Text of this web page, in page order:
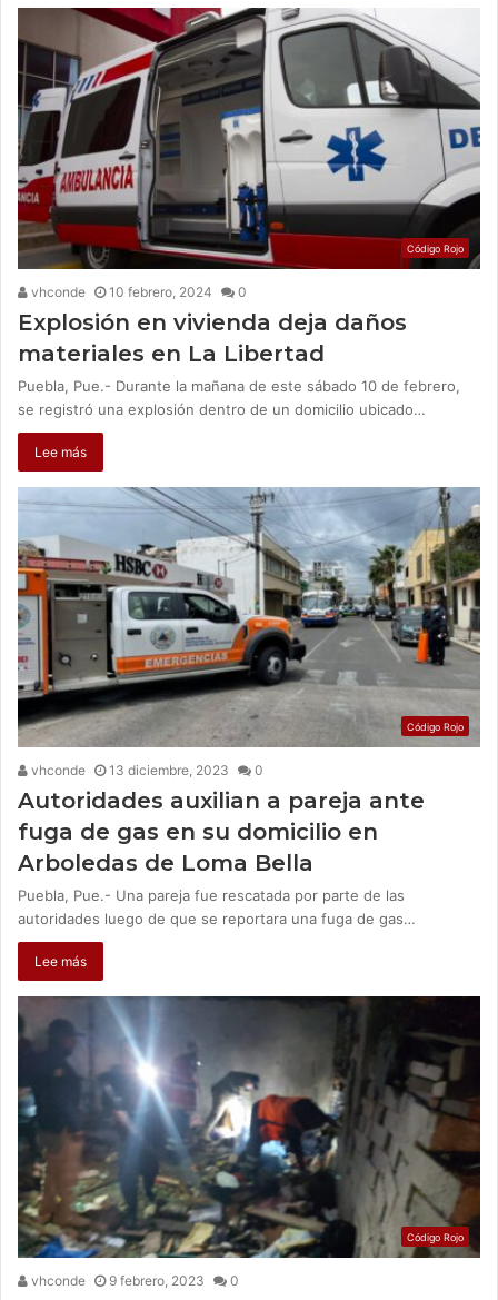
Código Rojo
vhconde 10 febrero, 2024 0
Explosión en vivienda deja daños
materiales en La Libertad
Puebla, Pue.- Durante la mañana de este sábado 10 de febrero,
se registró una explosión dentro de un domicilio ubicado…
Lee más
Código Rojo
vhconde 13 diciembre, 2023 0
Autoridades auxilian a pareja ante
fuga de gas en su domicilio en
Arboledas de Loma Bella
Puebla, Pue.- Una pareja fue rescatada por parte de las
autoridades luego de que se reportara una fuga de gas…
Lee más
Código Rojo
vhconde 9 febrero, 2023 0